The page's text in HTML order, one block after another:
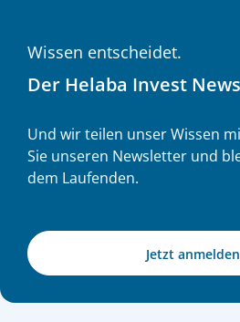
wiederkehrender
zunahm. In der Nullzins- und
2015–2020 und noch einmal
Corona-Pandemie etablierten
Wohninvestments zudem als
Investment – als Ersatz für
angesehen.
Wissen entscheidet.
Der Helaba Invest
Und wir teilen unser Wissen
Sie unseren Newsletter und
dem Laufenden.
Jetzt anmelden